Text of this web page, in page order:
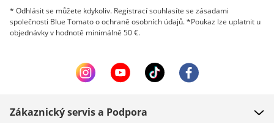
* Odhlásit se můžete kdykoliv. Registrací souhlasíte se zásadami
společnosti Blue Tomato o ochraně osobních údajů. *Poukaz lze uplatnit u
objednávky v hodnotě minimálně 50 €.
Zákaznický servis a Podpora